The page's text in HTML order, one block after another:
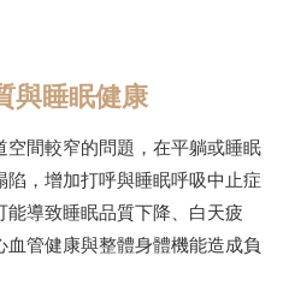
與睡眠健康
間較窄的問題，在平躺或睡眠
，增加打呼與睡眠呼吸中止症
導致睡眠品質下降、白天疲
管健康與整體身體機能造成負